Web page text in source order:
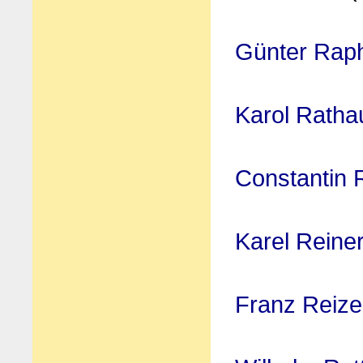
Günter
Karol
Constantin
Karel
Franz